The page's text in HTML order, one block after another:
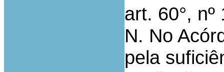
art. 60°,
N. No
pela